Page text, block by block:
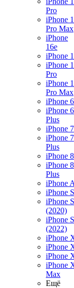
Pro
iPhone
Pro Max
iPhone
16e
iPhone
iPhone
Pro
iPhone
Pro Max
iPhone
iPhone
Plus
iPhone 7
iPhone 7
Plus
iPhone 8
iPhone 8
Plus
iPhone
iPhone
iPhone
(2020)
iPhone
(2022)
iPhone
iPhone
iPhone
iPhone
Max
Ещё